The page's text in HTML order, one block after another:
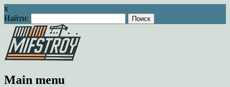
x
Найти:
Main menu